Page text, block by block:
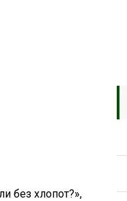
без хлопот?»,